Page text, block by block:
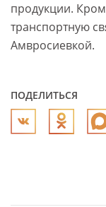
продукции.
транспортную
Амвросиевкой.
ПОДЕЛИТЬСЯ